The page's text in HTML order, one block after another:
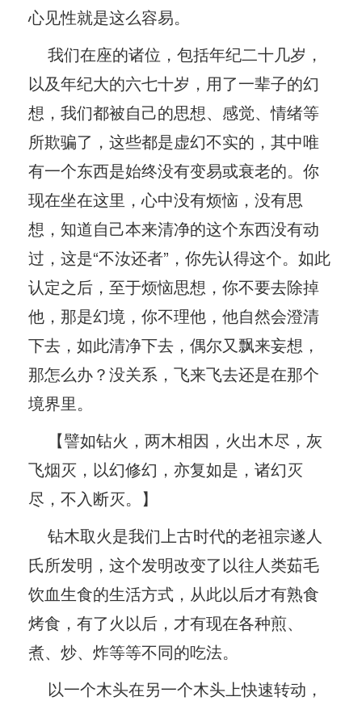
心见性就是这么容易。
我们在座的诸位，包括年纪二十几岁，
以及年纪大的六七十岁，用了一辈子的幻
想，我们都被自己的思想、感觉、情绪等
所欺骗了，这些都是虚幻不实的，其中唯
有一个东西是始终没有变易或衰老的。你
现在坐在这里，心中没有烦恼，没有思
想，知道自己本来清净的这个东西没有动
过，这是“不汝还者”，你先认得这个。如此
认定之后，至于烦恼思想，你不要去除掉
他，那是幻境，你不理他，他自然会澄清
下去，如此清净下去，偶尔又飘来妄想，
那怎么办？没关系，飞来飞去还是在那个
境界里。
【譬如钻火，两木相因，火出木尽，灰
飞烟灭，以幻修幻，亦复如是，诸幻灭
尽，不入断灭。】
钻木取火是我们上古时代的老祖宗遂人
氏所发明，这个发明改变了以往人类茹毛
饮血生食的生活方式，从此以后才有熟食
烤食，有了火以后，才有现在各种煎、
煮、炒、炸等等不同的吃法。
以一个木头在另一个木头上快速转动，